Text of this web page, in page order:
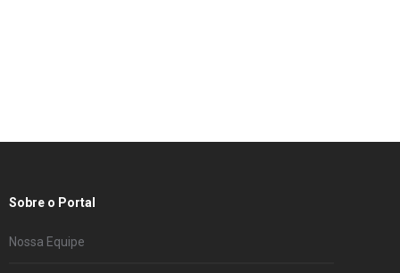
Sobre o Portal
Nossa Equipe